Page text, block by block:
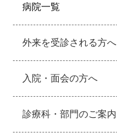
病院一覧
外来を受診される方へ
入院・面会の方へ
診療科・部門のご案内